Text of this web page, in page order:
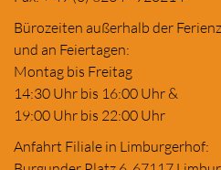
Bürozeiten außerhalb der
und an Feiertagen:
Montag bis Freitag
14:30 Uhr bis 16:00 Uhr &
19:00 Uhr bis 22:00 Uhr
Anfahrt Filiale in Limburgerhof: